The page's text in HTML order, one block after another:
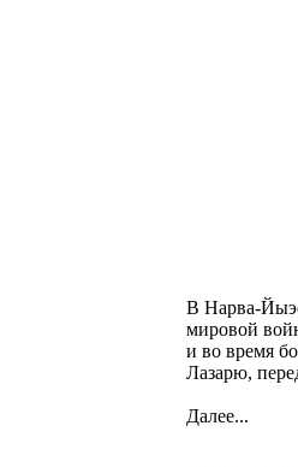
В Нарва-
мировой
и во время
Лазарю,
Далее...